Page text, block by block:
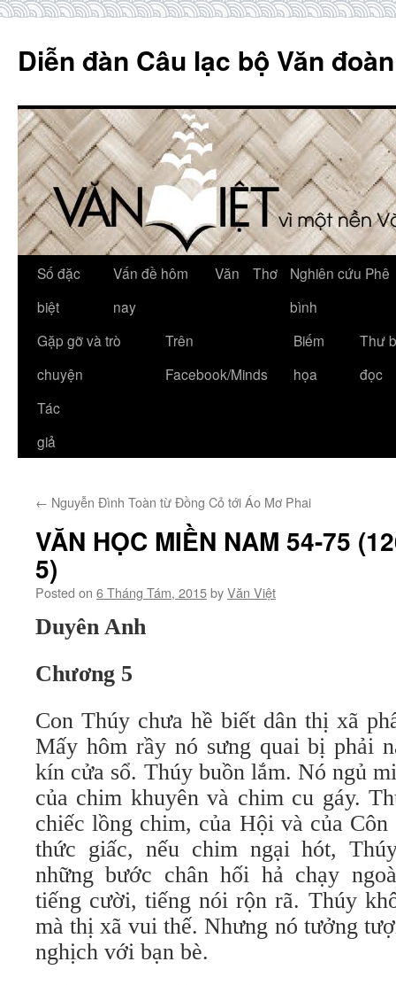
content
Diễn đàn Câu lạc bộ Văn
Số đặc
biệt
Vấn đề hôm
nay
Văn Thơ
Nghiên cứu Phê
bình
Gặp gỡ và trò
chuyện
Trên
Facebook/Minds
Biếm
họa
Thư
đọc
Tác
giả
← Nguyễn Đình Toàn từ Đồng Cỏ tới Áo Mơ Phai
VĂN HỌC MIỀN NAM 54-75
5)
Posted on 6 Tháng Tám, 2015byVăn Việt
Duyên Anh
Chương 5
Con Thúy chưa hề biết dân thị xã
Mấy hôm rầy nó sưng quai bị phải
kín cửa sổ. Thúy buồn lắm. Nó ngủ
của chim khuyên và chim cu gáy.
chiếc lồng chim, của Hội và của
thức giấc, nếu chim ngại hót,
những bước chân hối hả chạy
tiếng cười, tiếng nói rộn rã. Thúy
mà thị xã vui thế. Nhưng nó tưởng
nghịch với bạn bè.